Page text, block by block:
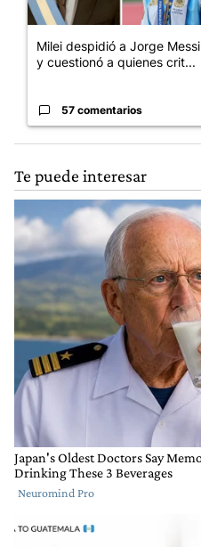
Milei despidió a Jorge Messi
y cuestionó a quienes crit...
57 comentarios